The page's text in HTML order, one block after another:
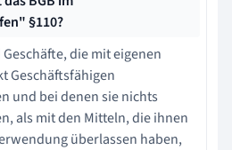
§110?
Geschäfte, die mit eigenen
Geschäftsfähigen
und bei denen sie nichts
als mit den Mitteln, die ihnen
überlassen haben,